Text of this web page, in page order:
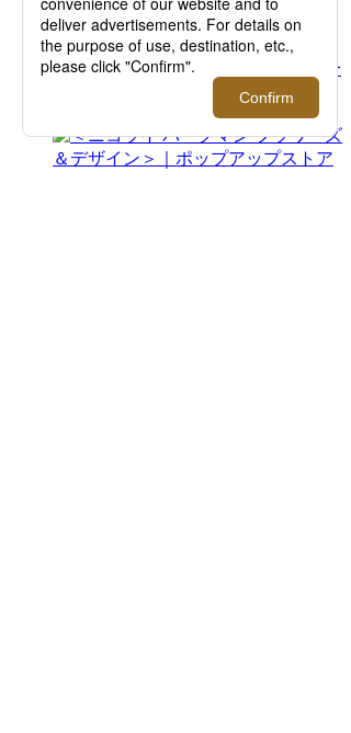
【2025年6月16日更新】＜エトロ＞｜髙橋海
人とのカプセルコレクション「ETRO per
Kaito Takahashi」のポップアップストアをオ